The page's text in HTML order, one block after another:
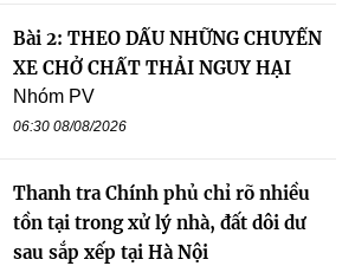
Bài 2: THEO DẤU NHỮNG CHUYẾN
XE CHỞ CHẤT THẢI NGUY HẠI
Nhóm PV
06:30 08/08/2026
Thanh tra Chính phủ chỉ rõ nhiều
tồn tại trong xử lý nhà, đất dôi dư
sau sắp xếp tại Hà Nội